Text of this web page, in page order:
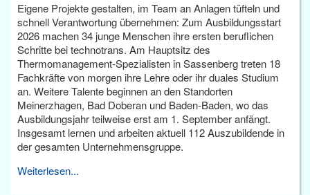
Eigene Projekte gestalten, im Team an Anlagen tüfteln und
schnell Verantwortung übernehmen: Zum Ausbildungsstart
2026 machen 34 junge Menschen ihre ersten beruflichen
Schritte bei technotrans. Am Hauptsitz des
Thermomanagement-Spezialisten in Sassenberg treten 18
Fachkräfte von morgen ihre Lehre oder ihr duales Studium
an. Weitere Talente beginnen an den Standorten
Meinerzhagen, Bad Doberan und Baden-Baden, wo das
Ausbildungsjahr teilweise erst am 1. September anfängt.
Insgesamt lernen und arbeiten aktuell 112 Auszubildende in
der gesamten Unternehmensgruppe.
Weiterlesen...